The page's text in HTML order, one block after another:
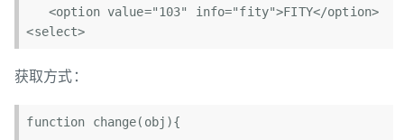
获取方式：
function change(obj){